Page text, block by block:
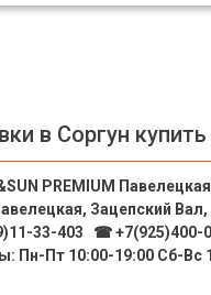
в Соргун
PREMIUM Павелецкая
Зацепский Вал,
33-403
☎ +7(925)400-
Пн-Пт 10:00-19:00 Сб-Вс